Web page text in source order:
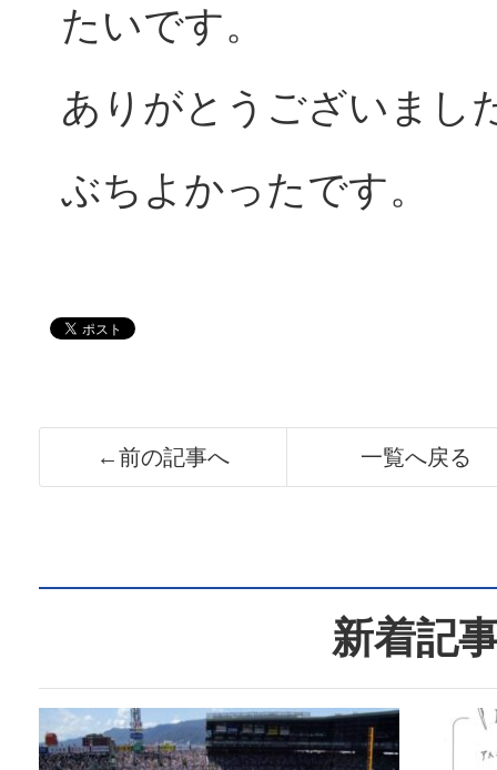
たいです。
ありがとうございまし
ぶちよかったです。
←前の記事へ 一覧へ戻る
新着記